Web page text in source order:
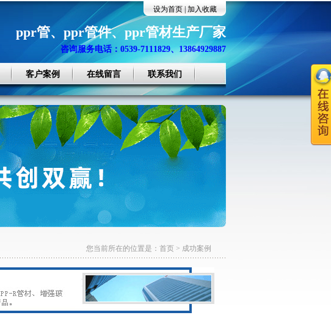
设为首页| 加入收藏
ppr管、 ppr管件、 ppr管材生产厂家
咨询服务电话：0539-7111829、13864929887
客户案例 在线留言 联系我们
您当前所在的位置是： 首页> 成功案例